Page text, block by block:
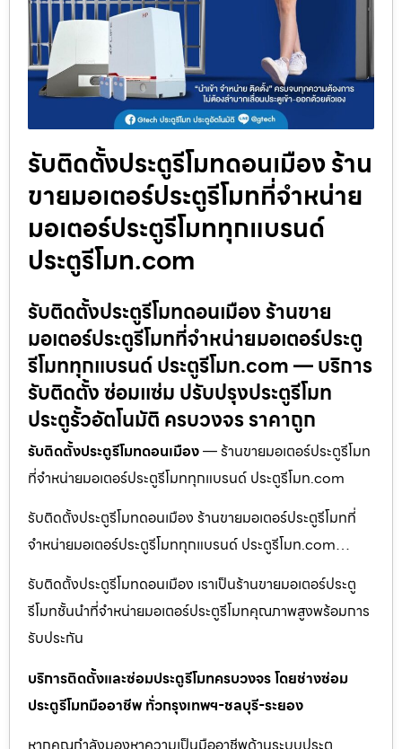
รับติดตั้งประตูรีโมทดอนเมือง ร้าน
ขายมอเตอร์ประตูรีโมทที่จำหน่าย
มอเตอร์ประตูรีโมททุกแบรนด์
ประตูรีโมท.com
รับติดตั้งประตูรีโมทดอนเมือง ร้านขาย
มอเตอร์ประตูรีโมทที่จำหน่ายมอเตอร์ประตู
รีโมททุกแบรนด์ ประตูรีโมท.com — บริการ
รับติดตั้ง ซ่อมแซ่ม ปรับปรุงประตูรีโมท
ประตูรั้วอัตโนมัติ ครบวงจร ราคาถูก
รับติดตั้งประตูรีโมทดอนเมือง— ร้านขายมอเตอร์ประตูรีโมท
ที่จำหน่ายมอเตอร์ประตูรีโมททุกแบรนด์ ประตูรีโมท.com
รับติดตั้งประตูรีโมทดอนเมือง ร้านขายมอเตอร์ประตูรีโมทที่
จำหน่ายมอเตอร์ประตูรีโมททุกแบรนด์ ประตูรีโมท.com…
รับติดตั้งประตูรีโมทดอนเมือง เราเป็นร้านขายมอเตอร์ประตู
รีโมทชั้นนำที่จำหน่ายมอเตอร์ประตูรีโมทคุณภาพสูงพร้อมการ
รับประกัน
บริการติดตั้งและซ่อมประตูรีโมทครบวงจร โดยช่างซ่อม
ประตูรีโมทมืออาชีพ ทั่วกรุงเทพฯ-ชลบุรี-ระยอง